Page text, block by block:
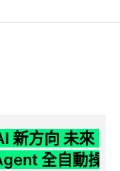
新方向 未來
全自動操